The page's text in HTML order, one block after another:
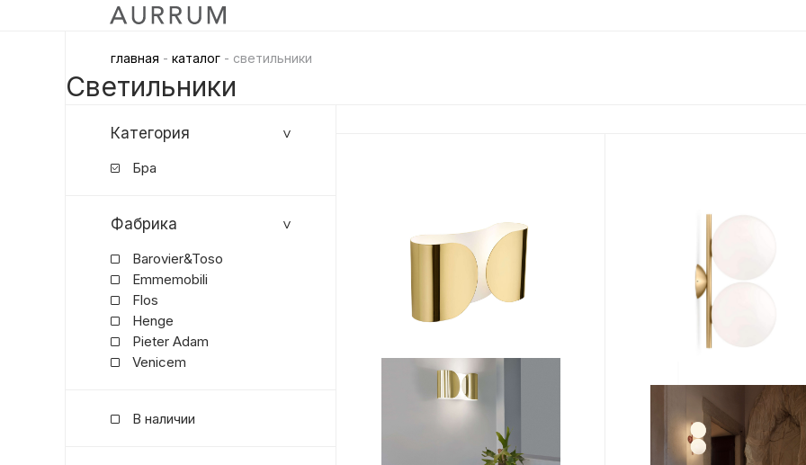
главная - каталог - светильники
Светильники
Категория
Бра
Фабрика
Barovier&Toso
Emmemobili
Flos
Henge
Pieter Adam
Venicem
В наличии